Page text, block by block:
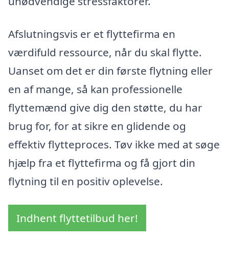
Afslutningsvis er et flyttefirma en
værdifuld ressource, når du skal flytte.
Uanset om det er din første flytning eller
en af mange, så kan professionelle
flyttemænd give dig den støtte, du har
brug for, for at sikre en glidende og
effektiv flytteproces. Tøv ikke med at søge
hjælp fra et flyttefirma og få gjort din
flytning til en positiv oplevelse.
Indhent flyttetilbud her!